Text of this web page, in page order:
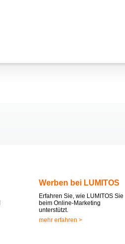
Werben bei LUMITOS
Erfahren Sie, wie LUMITOS Sie
beim Online-Marketing
unterstützt.
mehr erfahren >